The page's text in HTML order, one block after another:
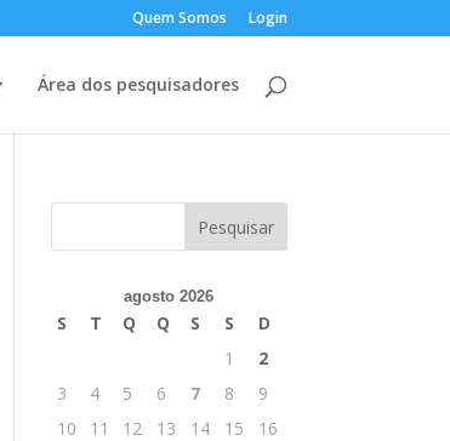
Quem Somos Login
Área dos pesquisadores
agosto 2026
S T Q Q S S
D
1
2
3
4 5 6 7 8
9
10
11 12 13 14 15
16